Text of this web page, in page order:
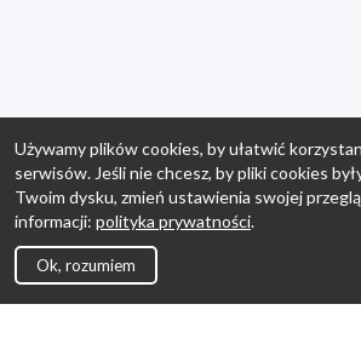
Używamy plików cookies, by ułatwić
serwisów. Jeśli nie chcesz, by pliki cookies
Twoim dysku, zmień ustawienia swojej
informacji: polityka prywatności.
Ok, rozumiem